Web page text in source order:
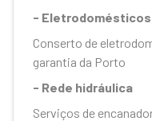
- Eletrodomésticos
Conserto de
garantia da Porto
- Rede hidráulica
Serviços de